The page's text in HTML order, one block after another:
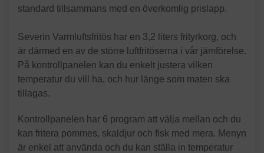
standard tillsammans med en överkomlig prislapp.
Severin Varmluftsfritös har en 3,2 liters frityrkorg, och
är därmed en av de större luftfritöserna i vår jämförelse.
På kontrollpanelen kan du enkelt justera vilken
temperatur du vill ha, och hur länge som maten ska
tillagas.
Kontrollpanelen har 6 program att välja mellan och du
kan fritera pommes, skaldjur och fisk med mera. Menyn
är enkel att använda och du kan ställa in temperatur